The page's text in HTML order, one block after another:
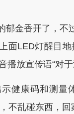
金香开了，不
面LED灯醒目
播放宣传语“
康码和测量
不乱碰东西，